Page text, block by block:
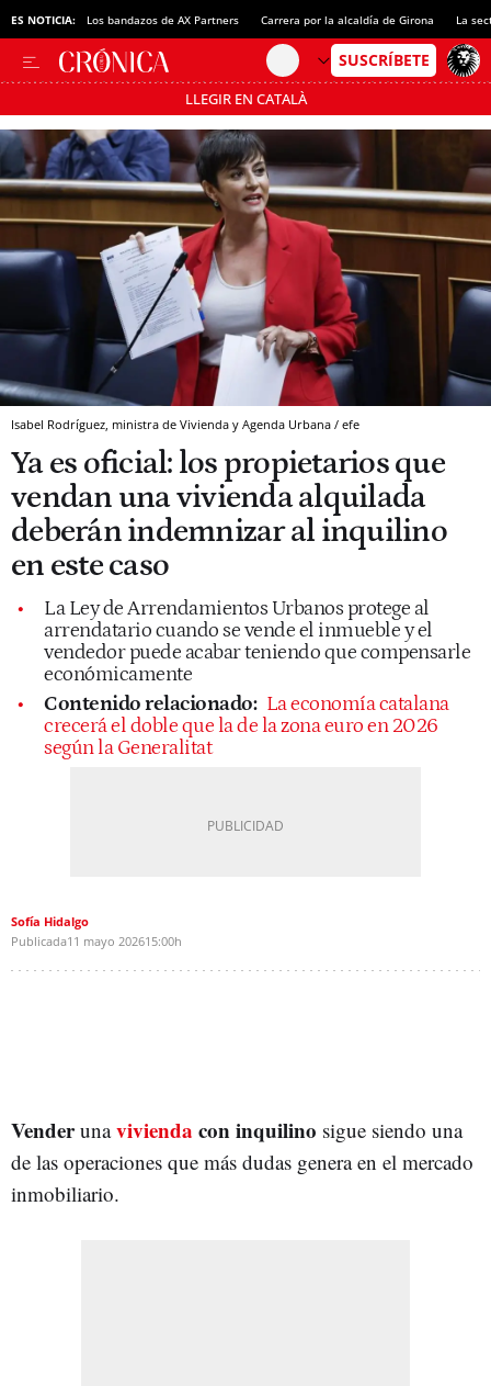
ES NOTICIA: Los bandazos de AX Partners Carrera por la alcaldía de Girona La
LLEGIR EN CATALÀ
Pásate al MODO AHORRO
Isabel Rodríguez, ministra de Vivienda y Agenda Urbana / efe
Ya es oficial: los propietarios que
vendan una vivienda alquilada
deberán indemnizar al inquilino
en este caso
La Ley de Arrendamientos Urbanos protege al
arrendatario cuando se vende el inmueble y el
vendedor puede acabar teniendo que compensarle
económicamente
Contenido relacionado: La economía catalana
crecerá el doble que la de la zona euro en 2026
según la Generalitat
Sofía Hidalgo
Publicada11 mayo 202615:00h
Venderunavivienda coninquilino sigue siendo una
de las operaciones que más dudas genera en el mercado
inmobiliario.